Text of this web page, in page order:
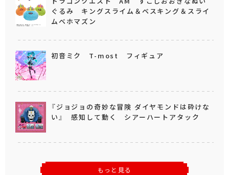
ぐるみ キングスライム＆ベスキング＆スライ
ムベホマズン
初音ミク T-most フィギュア
『ジョジョの奇妙な冒険 ダイヤモンドは砕けな
い』 感知して動く シアーハートアタック
もっと見る